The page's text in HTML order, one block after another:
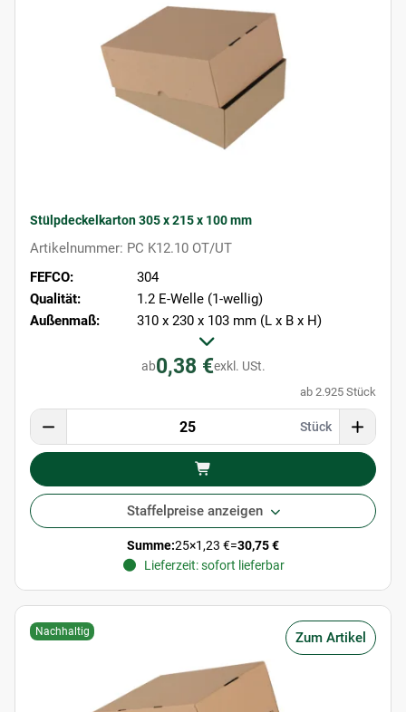
Stülpdeckelkarton 305 x 215 x 100 mm
Artikelnummer: PC K12.10 OT/UT
FEFCO:
304
Qualität:
1.2 E-Welle (1-wellig)
Außenmaß:
310 x 230 x 103 mm (L x B x H)
ab0,38 €exkl. USt.
ab 2.925 Stück
Stück
Staffelpreise anzeigen
Summe:25×1,23 €=30,75 €
Lieferzeit: sofort lieferbar
Zum Artikel
Nachhaltig